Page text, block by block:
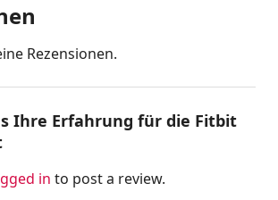
Rezensionen.
Ihre Erfahrung für die Fitbit
in to post a review.